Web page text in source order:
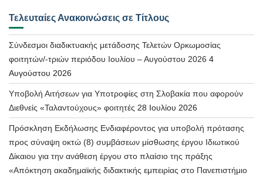
Τελευταίες Ανακοινώσεις σε Τίτλους
Σύνδεσμοι διαδικτυακής μετάδοσης Τελετών Ορκωμοσίας
φοιτητών/-τριών περιόδου Ιουλίου – Αυγούστου 2026 4
Αυγούστου 2026
Υποβολή Αιτήσεων για Υποτροφίες στη Σλοβακία που αφορούν
Διεθνείς «Ταλαντούχους» φοιτητές 28 Ιουλίου 2026
Πρόσκληση Εκδήλωσης Ενδιαφέροντος για υποβολή πρότασης
προς σύναψη οκτώ (8) συμβάσεων μίσθωσης έργου Ιδιωτικού
Δίκαιου για την ανάθεση έργου στο πλαίσιο της πράξης
«Απόκτηση ακαδημαϊκής διδακτικής εμπειρίας στο Πανεπιστήμιο